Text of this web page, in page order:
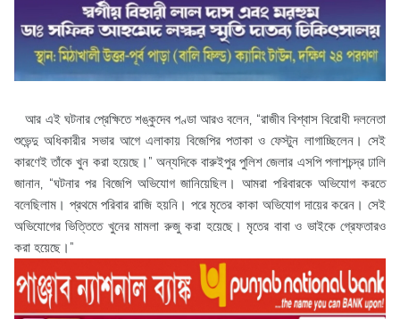
আর এই ঘটনার প্রেক্ষিতে শঙ্কুদেব পণ্ডা আরও বলেন, “রাজীব বিশ্বাস বিরোধী দলনেতা
শুভেন্দু অধিকারীর সভার আগে এলাকায় বিজেপির পতাকা ও ফেস্টুন লাগাচ্ছিলেন। সেই
কারণেই তাঁকে খুন করা হয়েছে।” অন্যদিকে বারুইপুর পুলিশ জেলার এসপি পলাশচন্দ্র ঢালি
জানান, “ঘটনার পর বিজেপি অভিযোগ জানিয়েছিল। আমরা পরিবারকে অভিযোগ করতে
বলেছিলাম। প্রথমে পরিবার রাজি হয়নি। পরে মৃতের কাকা অভিযোগ দায়ের করেন। সেই
অভিযোগের ভিত্তিতে খুনের মামলা রুজু করা হয়েছে। মৃতের বাবা ও ভাইকে গ্রেফতারও
করা হয়েছে।”